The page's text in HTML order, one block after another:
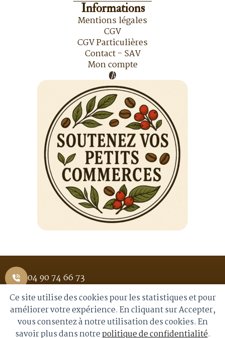
Informations
Mentions légales
CGV
CGV Particulières
Contact - SAV
Mon compte
04 90 74 66 73
1 Place Saint Pierre 84400 APT
info@royalmoka.fr
Ce site utilise des cookies pour les statistiques et pour
améliorer votre expérience. En cliquant sur Accepter,
vous consentez à notre utilisation des cookies. En
savoir plus dans notrepolitique de confidentialité.